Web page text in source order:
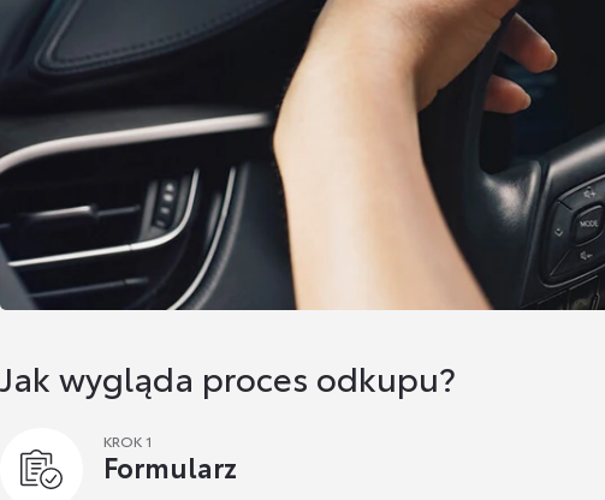
Jak wygląda proces odkupu?
KROK 1
Formularz